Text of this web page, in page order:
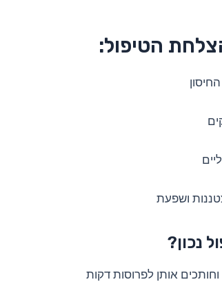
הטיפול:
ושפעת
נכון?